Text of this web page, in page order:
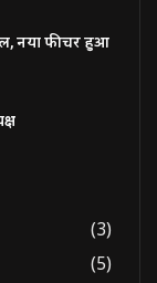
नया फीचर हुआ
(3)
(5)